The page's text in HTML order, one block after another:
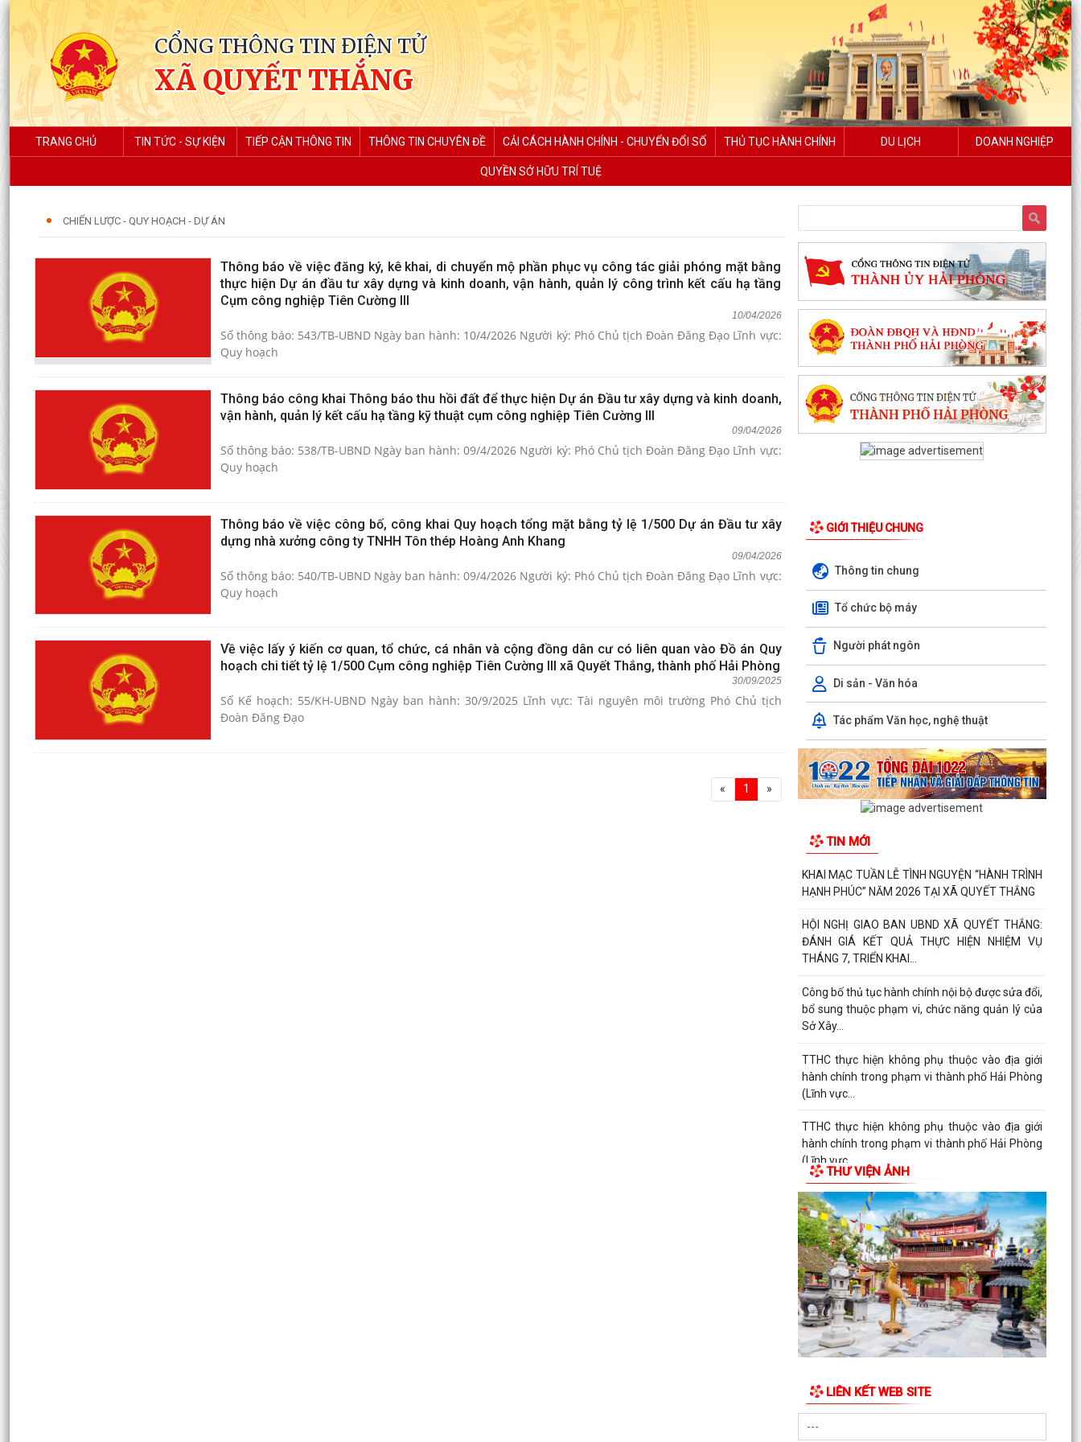
CỔNG THÔNG TIN ĐIỆN TỬ
XÃ QUYẾT THẮNG
TRANG CHỦ TIN TỨC - SỰ KIỆN TIẾP CẬN THÔNG TIN THÔNG TIN CHUYÊN ĐỀ CẢI CÁCH HÀNH CHÍNH - CHUYỂN ĐỔI SỐ THỦ TỤC HÀNH CHÍNH DU LỊCH DOANH NGHIỆP
QUYỀN SỞ HỮU TRÍ TUỆ
CHIẾN LƯỢC - QUY HOẠCH - DỰ ÁN
Thông báo về việc đăng ký, kê khai, di chuyển mộ phần phục vụ công tác giải phóng mặt bằng
thực hiện Dự án đầu tư xây dựng và kinh doanh, vận hành, quản lý công trình kết cấu hạ tầng
Cụm công nghiệp Tiên Cường III
10/04/2026
Số thông báo: 543/TB-UBND Ngày ban hành: 10/4/2026 Người ký: Phó Chủ tịch Đoàn Đăng Đạo Lĩnh vực:
Quy hoạch
Thông báo công khai Thông báo thu hồi đất để thực hiện Dự án Đầu tư xây dựng và kinh doanh,
vận hành, quản lý kết cấu hạ tầng kỹ thuật cụm công nghiệp Tiên Cường III
09/04/2026
Số thông báo: 538/TB-UBND Ngày ban hành: 09/4/2026 Người ký: Phó Chủ tịch Đoàn Đăng Đạo Lĩnh vực:
Quy hoạch
Thông báo về việc công bố, công khai Quy hoạch tổng mặt bằng tỷ lệ 1/500 Dự án Đầu tư xây
dựng nhà xưởng công ty TNHH Tôn thép Hoàng Anh Khang
09/04/2026
Số thông báo: 540/TB-UBND Ngày ban hành: 09/4/2026 Người ký: Phó Chủ tịch Đoàn Đăng Đạo Lĩnh vực:
Quy hoạch
Về việc lấy ý kiến cơ quan, tổ chức, cá nhân và cộng đồng dân cư có liên quan vào Đồ án Quy
hoạch chi tiết tỷ lệ 1/500 Cụm công nghiệp Tiên Cường III xã Quyết Thắng, thành phố Hải Phòng
30/09/2025
Số Kế hoạch: 55/KH-UBND Ngày ban hành: 30/9/2025 Lĩnh vực: Tài nguyên môi trường Phó Chủ tịch
Đoàn Đăng Đạo
« 1 »
GIỚI THIỆU CHUNG
Thông tin chung
Tổ chức bộ máy
Người phát ngôn
Di sản - Văn hóa
Tác phẩm Văn học, nghệ thuật
TIN MỚI
KHAI MẠC TUẦN LỄ TÌNH NGUYỆN “HÀNH TRÌNH
HẠNH PHÚC” NĂM 2026 TẠI XÃ QUYẾT THẮNG
HỘI NGHỊ GIAO BAN UBND XÃ QUYẾT THẮNG:
ĐÁNH GIÁ KẾT QUẢ THỰC HIỆN NHIỆM VỤ
THÁNG 7, TRIỂN KHAI...
Công bố thủ tục hành chính nội bộ được sửa đổi,
bổ sung thuộc phạm vi, chức năng quản lý của
Sở Xây...
TTHC thực hiện không phụ thuộc vào địa giới
hành chính trong phạm vi thành phố Hải Phòng
(Lĩnh vực...
TTHC thực hiện không phụ thuộc vào địa giới
hành chính trong phạm vi thành phố Hải Phòng
(Lĩnh vực...
TTHC thực hiện không phụ thuộc vào địa giới
hành chính trong phạm vi thành phố Hải Phòng
(Lĩnh vực...
THƯ VIỆN ẢNH
LIÊN KẾT WEB SITE